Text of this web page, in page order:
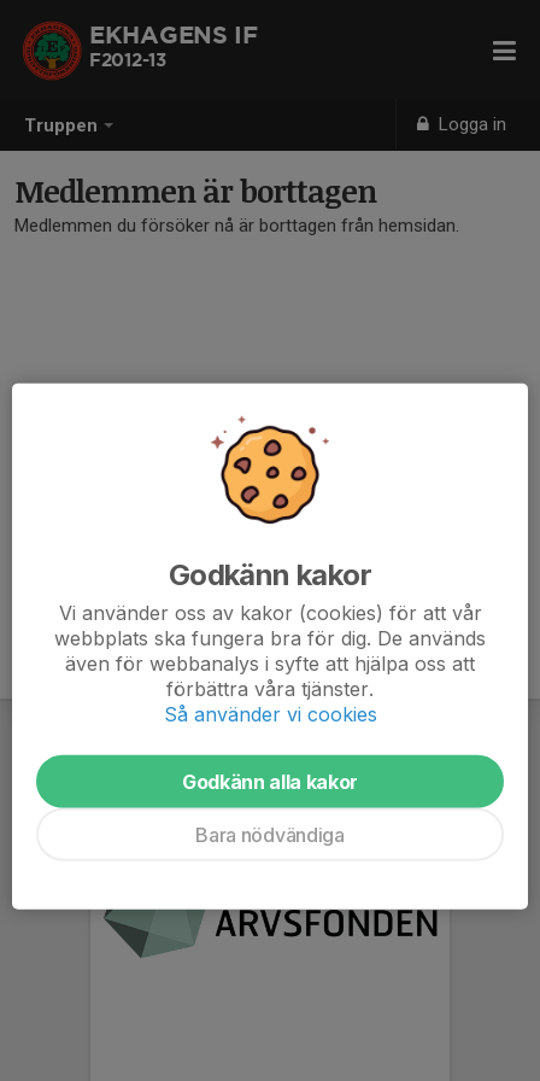
Truppen Logga in
EKHAGENS IF
F2012-13
Medlemmen är borttagen
Medlemmen du försöker nå är borttagen från hemsidan.
Godkänn kakor
Vi använder oss av kakor (cookies) för att vår
webbplats ska fungera bra för dig. De används
även för webbanalys i syfte att hjälpa oss att
förbättra våra tjänster.
Så använder vi cookies
Godkänn alla kakor
Bara nödvändiga